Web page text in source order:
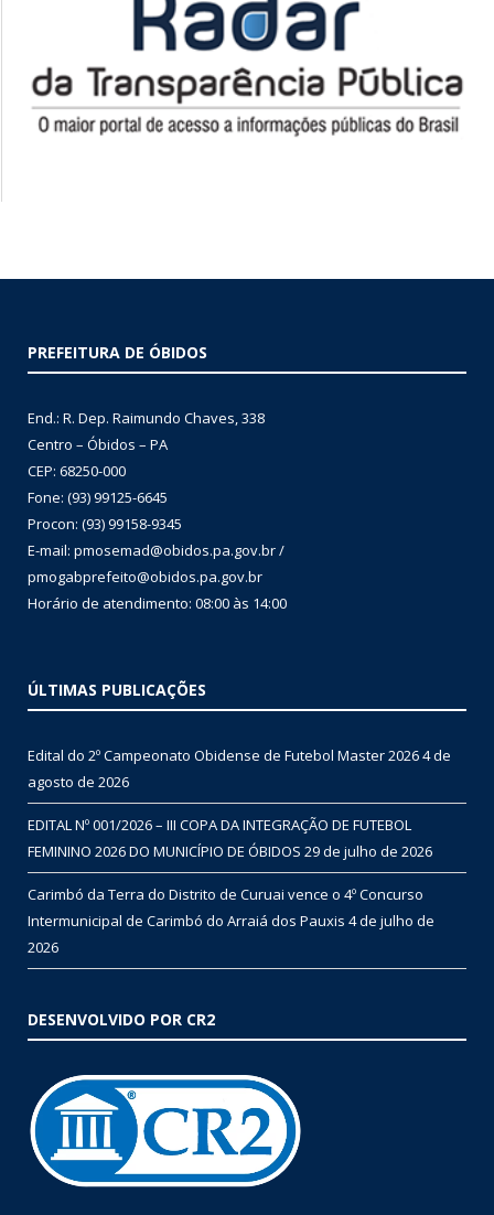
PREFEITURA DE ÓBIDOS
End.: R. Dep. Raimundo Chaves, 338
Centro – Óbidos – PA
CEP: 68250-000
Fone: (93) 99125-6645
Procon: (93) 99158-9345
E-mail: pmosemad@obidos.pa.gov.br /
pmogabprefeito@obidos.pa.gov.br
Horário de atendimento: 08:00 às 14:00
ÚLTIMAS PUBLICAÇÕES
Edital do 2º Campeonato Obidense de Futebol Master 20264 de
agosto de 2026
EDITAL Nº 001/2026 – III COPA DA INTEGRAÇÃO DE FUTEBOL
FEMININO 2026 DO MUNICÍPIO DE ÓBIDOS 29 de julho de 2026
Carimbó da Terra do Distrito de Curuai vence o 4º Concurso
Intermunicipal de Carimbó do Arraiá dos Pauxis 4 de julho de
2026
DESENVOLVIDO POR CR2